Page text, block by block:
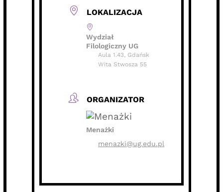
LOKALIZACJA
Wydział
Filologiczny UG
Aula 1.43, Gdańsk
Wita Stwosza 55
ORGANIZATOR
Menażki
menazki@ug.edu.pl